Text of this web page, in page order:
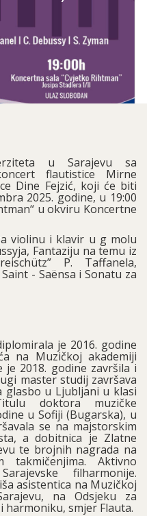
u Sarajevu sa
flautistice Mirne
Dine Fejzić, koji će biti
2025. godine, u 19:00
u okviru Koncertne
violinu i klavir u g molu
Fantaziju na temu iz
P. Taffanela,
- Saënsa i Sonatu za
je 2016. godine
na Muzičkoj akademiji
je 2018. godine završila i
master studij završava
glasbo u Ljubljani u klasi
doktora muzičke
u Sofiji (Bugarska), u
se na majstorskim
a dobitnica je Zlatne
te brojnih nagrada na
takmičenjima. Aktivno
filharmonije.
asistentica na Muzičkoj
na Odsjeku za
smjer Flauta.